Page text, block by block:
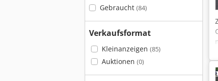
Gebraucht (84)
Verkaufsformat
Kleinanzeigen (85)
Auktionen (0)